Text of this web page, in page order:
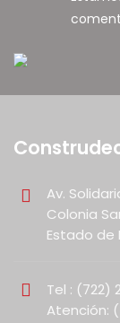
Av.
Colonia
Estado de
Tel : (722)
Atención: